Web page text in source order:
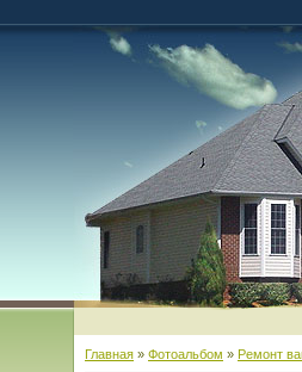
Главная » Фотоальбом » Ремонт